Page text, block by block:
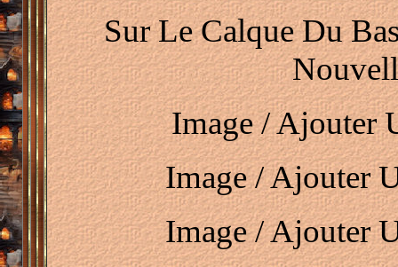
Sur Le Calque Du
Image / Ajouter
Image / Ajouter
Image / Ajouter